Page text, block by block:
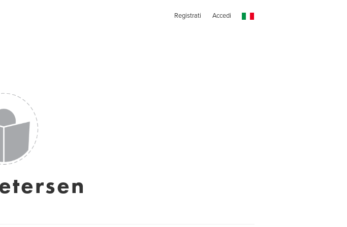
Registrati Accedi